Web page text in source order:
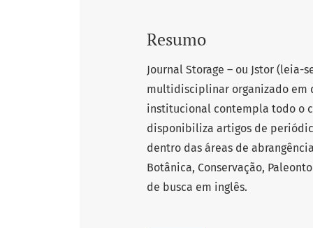
Resumo
Journal Storage – ou Jstor
multidisciplinar organizado em
institucional contempla todo o
disponibiliza artigos de
dentro das áreas de
Botânica, Conservação,
de busca em inglês.